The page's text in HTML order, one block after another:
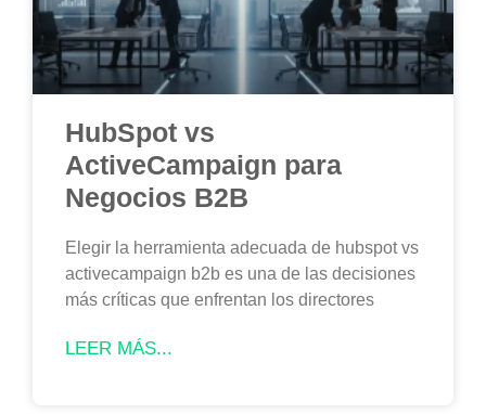
HubSpot vs
ActiveCampaign para
Negocios B2B
Elegir la herramienta adecuada de hubspot vs
activecampaign b2b es una de las decisiones
más críticas que enfrentan los directores
LEER MÁS...